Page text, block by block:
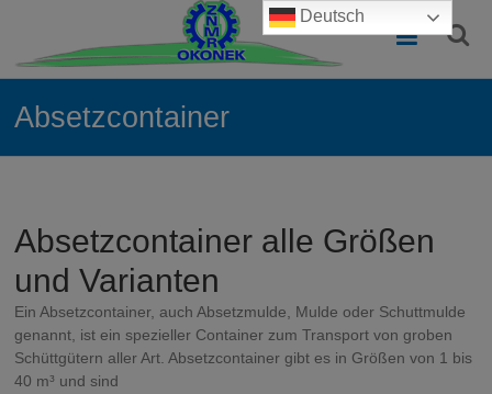
springen
Containerbau
Polen
–
Qualität
besten
Preis
Normcontainer
Sondercontainer
Absetzcontainer
Absetzcontainer alle Größen
und Varianten
Ein Absetzcontainer, auch Absetzmulde, Mulde oder Schuttmulde
genannt, ist ein spezieller Container zum Transport von groben
Schüttgütern aller Art. Absetzcontainer gibt es in Größen von 1 bis
40 m³ und sind
Deutsch